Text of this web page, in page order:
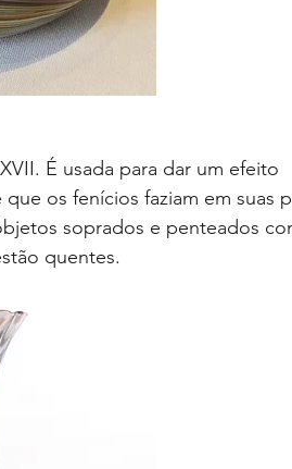
É usada para dar um efeito
os fenícios faziam em suas
soprados e penteados
quentes.